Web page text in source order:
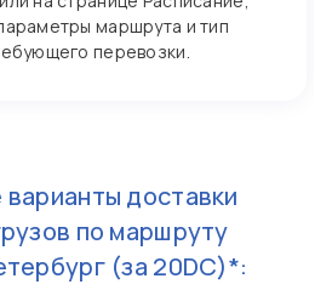
маршрута и тип
перевозки.
доставки
по маршруту
(за 20DC)*: